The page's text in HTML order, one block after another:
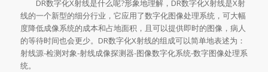
DR数字化X射线是什么呢?形象地理解，DR数字化X射线是X射
线的一个新型的细分行业，它应用了数字化图像处理系统，可大幅
度降低成像系统的成本和占地面积，且可以提供即时的图像，病人
的等待时间也会更少。DR数字化X射线的组成可以简单地表述为：
射线源-检测对象-射线成像探测器-图像数字化系统-数字图像处理系
统。